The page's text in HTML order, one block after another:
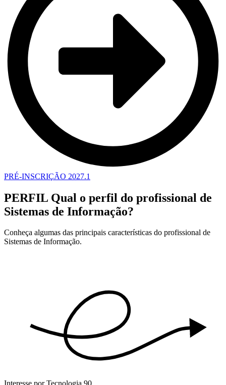
PRÉ-INSCRIÇÃO 2027.1
PERFIL Qual o perfil do profissional de
Sistemas de Informação?
Conheça algumas das principais características do profissional de
Sistemas de Informação.